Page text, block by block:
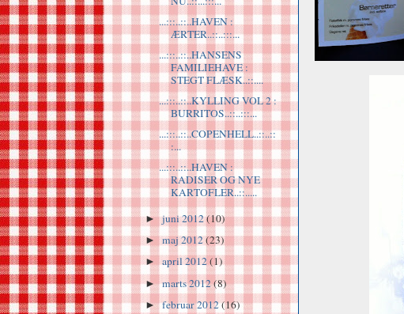
...:::..::..HAVEN :
ÆRTER..::..:::...
...:::..::..HANSENS
FAMILIEHAVE :
STEGT FLÆSK..::....
...:::..::..KYLLING VOL 2 :
BURRITOS..::..:::...
...:::..::..COPENHELL..::..::
:...
...:::..::..HAVEN :
RADISER OG NYE
KARTOFLER..::.....
►juni 2012(10)
►maj 2012(23)
►april 2012(1)
►marts 2012(8)
►februar 2012(16)